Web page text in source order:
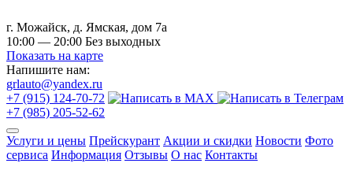
г. Можайск, д. Ямская, дом 7а
10:00 — 20:00 Без выходных
Показать на карте
Напишите нам:
grlauto@yandex.ru
+7 (915) 124-70-72
+7 (985) 205-52-62
Услуги и цены Прейскурант Акции и скидки Новости Фото
сервиса Информация Отзывы О нас Контакты